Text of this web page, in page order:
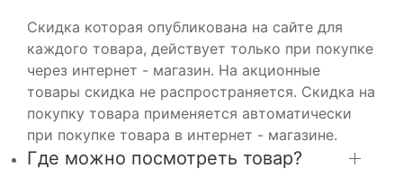
Скидка которая опубликована на сайте для
каждого товара, действует только при покупке
через интернет - магазин. На акционные
товары скидка не распространяется. Скидка на
покупку товара применяется автоматически
при покупке товара в интернет - магазине.
Где можно посмотреть товар?